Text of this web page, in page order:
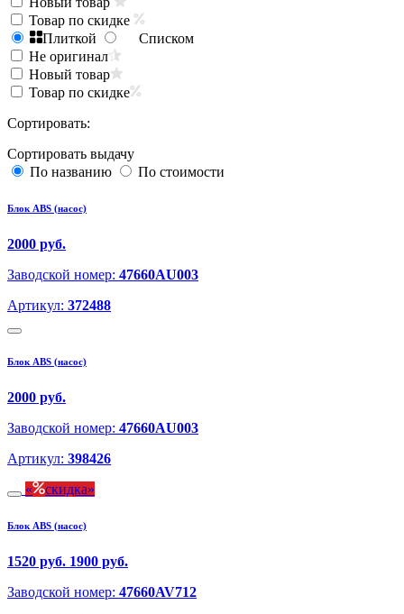
Товар по скидке
Плиткой
Списком
Не оригинал
Новый товар
Товар по скидке
Сортировать:
Сортировать выдачу
По названию
По стоимости
Блок ABS (насос)
2000 руб.
Заводской номер: 47660AU003
Артикул: 372488
Блок ABS (насос)
2000 руб.
Заводской номер: 47660AU003
Артикул: 398426
скидка
Блок ABS (насос)
1520 руб. 1900 руб.
Заводской номер: 47660AV712